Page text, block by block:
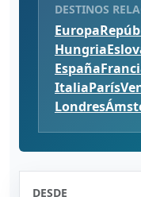
DESTINOS
Europa
Hungria
España
ItaliaParís
Londres
DESDE